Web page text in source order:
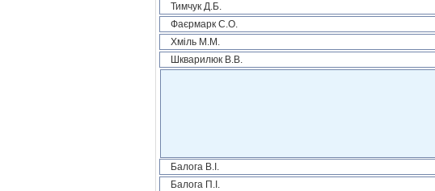
Тимчук Д.Б.
Фаєрмарк С.О.
Хміль М.М.
Шкварилюк В.В.
Балога В.І.
Балога П.І.